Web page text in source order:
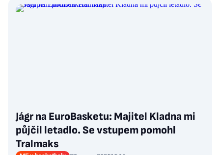
Jágr na EuroBasketu: Majitel Kladna mi
půjčil letadlo. Se vstupem pomohl
Tralmaks